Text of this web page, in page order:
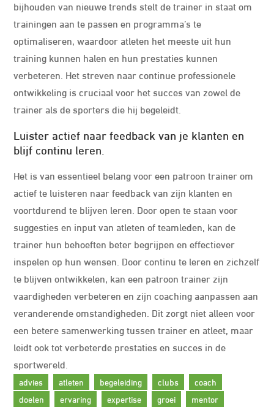
bijhouden van nieuwe trends stelt de trainer in staat om
trainingen aan te passen en programma’s te
optimaliseren, waardoor atleten het meeste uit hun
training kunnen halen en hun prestaties kunnen
verbeteren. Het streven naar continue professionele
ontwikkeling is cruciaal voor het succes van zowel de
trainer als de sporters die hij begeleidt.
Luister actief naar feedback van je klanten en
blijf continu leren.
Het is van essentieel belang voor een patroon trainer om
actief te luisteren naar feedback van zijn klanten en
voortdurend te blijven leren. Door open te staan voor
suggesties en input van atleten of teamleden, kan de
trainer hun behoeften beter begrijpen en effectiever
inspelen op hun wensen. Door continu te leren en zichzelf
te blijven ontwikkelen, kan een patroon trainer zijn
vaardigheden verbeteren en zijn coaching aanpassen aan
veranderende omstandigheden. Dit zorgt niet alleen voor
een betere samenwerking tussen trainer en atleet, maar
leidt ook tot verbeterde prestaties en succes in de
sportwereld.
advies atleten begeleiding clubs
coach
doelen
ervaring expertise groei
mentor